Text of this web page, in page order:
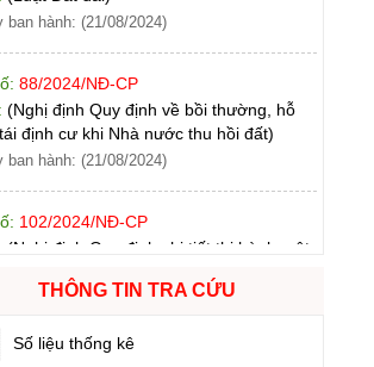
(Nghị định Quy định về bồi thường, hỗ
định cư khi Nhà nước thu hồi đất)
ban hành: (21/08/2024)
102/2024/NĐ-CP
(Nghị định Quy định chi tiết thi hành một
của Luật Đất đai)
ban hành: (21/08/2024)
103/2024/NĐ-CP
(Nghị định Quy định về tiền sử dụng đất,
ban hành: (21/08/2024)
THÔNG TIN TRA CỨU
Số liệu thống kê